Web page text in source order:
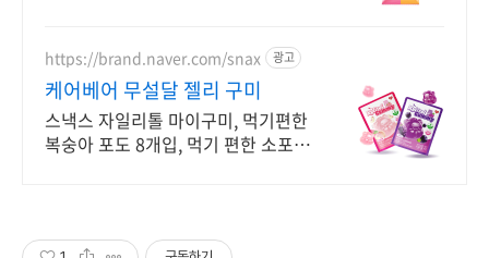
https://brand.naver.com/snax 광고
케어베어 무설달 젤리 구미
스낵스 자일리톨 마이구미, 먹기편한
복숭아 포도 8개입, 먹기 편한 소포장